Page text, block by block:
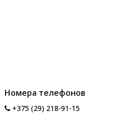
Номера телефонов
+375 (29) 218-91-15